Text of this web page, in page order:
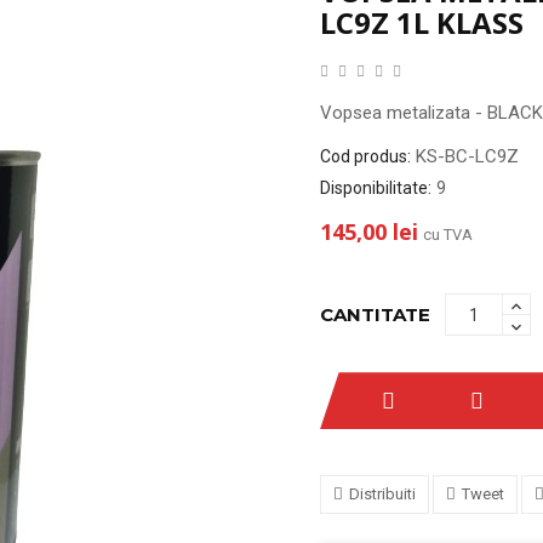
LC9Z 1L KLASS
Vopsea metalizata -
Cod produs: KS-BC-LC9Z
Disponibilitate: 9
145,00 lei cu TVA
CANTITATE
Distribuiti Tweet